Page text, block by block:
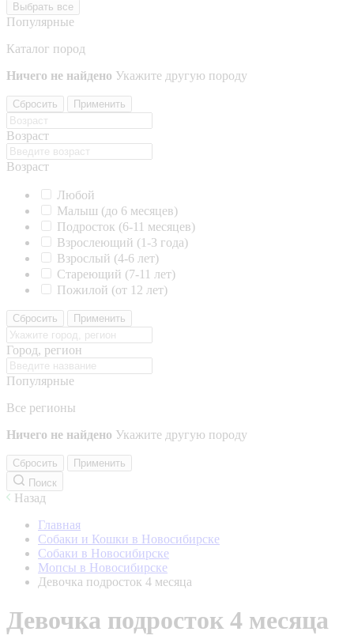
Выбрать все
Популярные
Каталог пород
Ничего не найдено Укажите другую породу
Сбросить Применить
Возраст
Возраст
Любой
Малыш (до 6 месяцев)
Подросток (6-11 месяцев)
Взрослеющий (1-3 года)
Взрослый (4-6 лет)
Стареющий (7-11 лет)
Пожилой (от 12 лет)
Сбросить Применить
Город, регион
Популярные
Все регионы
Ничего не найдено Укажите другую породу
Сбросить
Применить
Поиск
Назад
Главная
Собаки и Кошки в Новосибирске
Собаки в Новосибирске
Мопсы в Новосибирске
Девочка подросток 4 месяца
Девочка подросток 4 месяца